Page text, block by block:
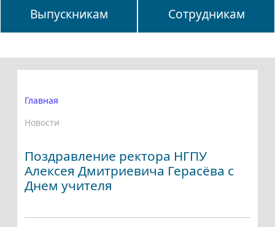
Выпускникам Сотрудникам
Главная
Новости
Поздравление ректора НГПУ
Алексея Дмитриевича Герасёва с
Днем учителя